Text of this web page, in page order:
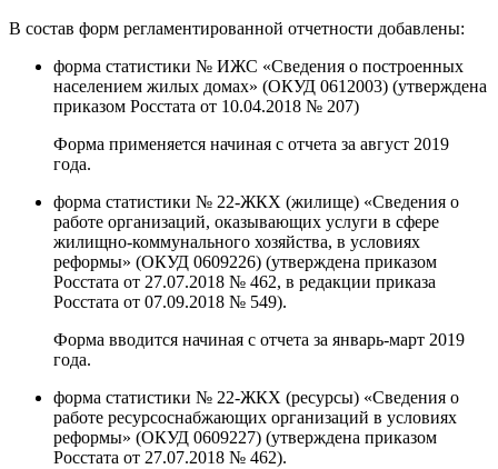
В состав форм регламентированной отчетности добавлены:
форма статистики № ИЖС «Сведения о построенных
населением жилых домах» (ОКУД 0612003) (утверждена
приказом Росстата от 10.04.2018 № 207)
Форма применяется начиная с отчета за август 2019
года.
форма статистики № 22-ЖКХ (жилище) «Сведения о
работе организаций, оказывающих услуги в сфере
жилищно-коммунального хозяйства, в условиях
реформы» (ОКУД 0609226) (утверждена приказом
Росстата от 27.07.2018 № 462, в редакции приказа
Росстата от 07.09.2018 № 549).
Форма вводится начиная с отчета за январь-март 2019
года.
форма статистики № 22-ЖКХ (ресурсы) «Сведения о
работе ресурсоснабжающих организаций в условиях
реформы» (ОКУД 0609227) (утверждена приказом
Росстата от 27.07.2018 № 462).